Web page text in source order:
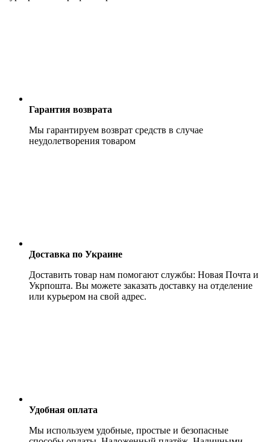
Гарантия возврата
Мы гарантируем возврат средств в случае
неудолетворения товаром
Доставка по Украине
Доставить товар нам помогают службы: Новая Почта и
Укрпошта. Вы можете заказать доставку на отделение
или курьером на свой адрес.
Удобная оплата
Мы используем удобные, простые и безопасные